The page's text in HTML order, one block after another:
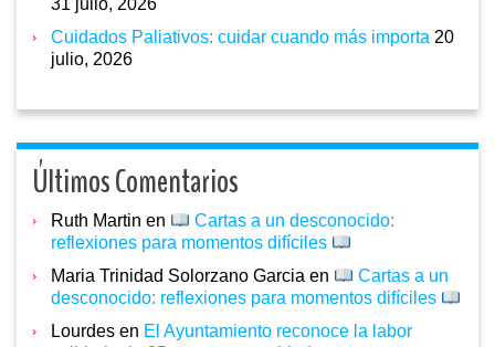
31 julio, 2026
Cuidados Paliativos: cuidar cuando más importa 20
julio, 2026
Últimos Comentarios
Ruth Martin en
Cartas a un desconocido:
reflexiones para momentos difíciles
Maria Trinidad Solorzano Garcia en
Cartas a un
desconocido: reflexiones para momentos difíciles
Lourdes en El Ayuntamiento reconoce la labor